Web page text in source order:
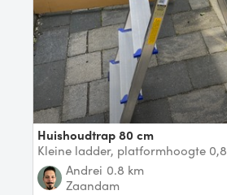
Huishoudtrap 80 cm
Kleine ladder, platformhoogte 0,8
Andrei 0.8 km
Zaandam